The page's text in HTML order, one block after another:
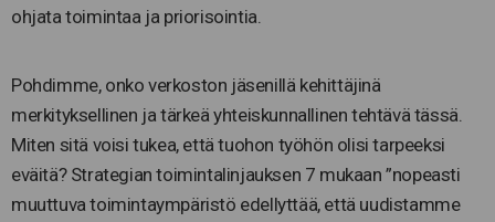
ohjata toimintaa ja priorisointia.
Pohdimme, onko verkoston jäsenillä kehittäjinä
merkityksellinen ja tärkeä yhteiskunnallinen tehtävä tässä.
Miten sitä voisi tukea, että tuohon työhön olisi tarpeeksi
eväitä? Strategian toimintalinjauksen 7 mukaan ”nopeasti
muuttuva toimintaympäristö edellyttää, että uudistamme